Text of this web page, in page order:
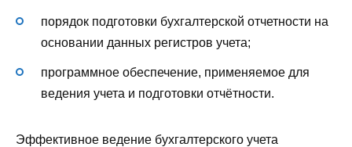
порядок подготовки бухгалтерской отчетности на
основании данных регистров учета;
программное обеспечение, применяемое для
ведения учета и подготовки отчётности.
Эффективное ведение бухгалтерского учета